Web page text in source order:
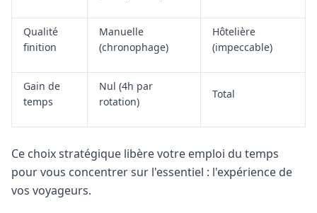
Qualité
finition
Manuelle
(chronophage)
Hôtelière
(impeccable)
Gain de
temps
Nul (4h par
rotation)
Total
Ce choix stratégique libère votre emploi du temps
pour vous concentrer sur l'essentiel : l'expérience de
vos voyageurs.